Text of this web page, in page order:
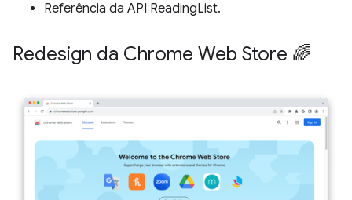
Referência da API ReadingList.
Redesign da Chrome Web Store 🌈